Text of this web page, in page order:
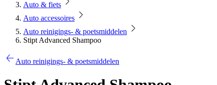
Auto & fiets
Auto accessoires
Auto reinigings- & poetsmiddelen
Stipt Advanced Shampoo
Auto reinigings- & poetsmiddelen